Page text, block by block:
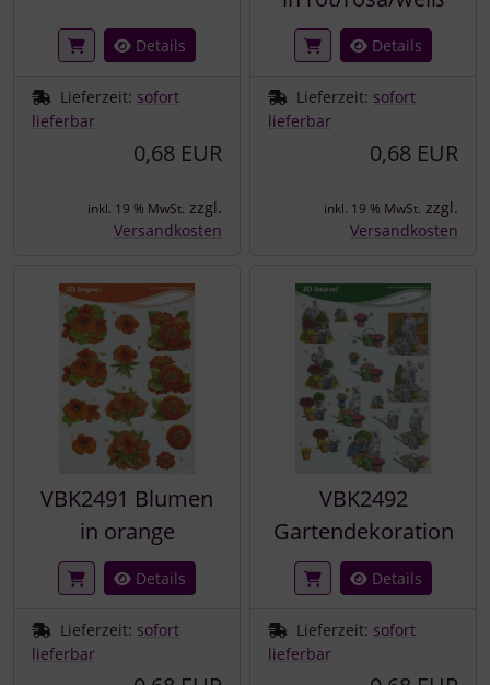
Details
Lieferzeit: sofort
lieferbar
0,68 EUR
inkl. 19 % MwSt. zzgl.
Versandkosten
Details
Lieferzeit: sofort
lieferbar
0,68 EUR
inkl. 19 % MwSt. zzgl.
Versandkosten
VBK2491 Blumen
in orange
Details
Lieferzeit: sofort
lieferbar
VBK2492
Gartendekoration
Details
Lieferzeit: sofort
lieferbar